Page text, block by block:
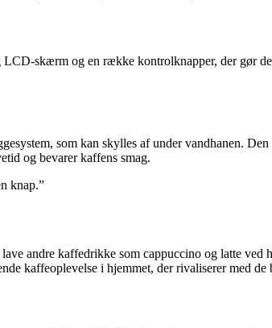
skærm og en række kontrolknapper, der gør
som kan skylles af under vandhanen. Den
og bevarer kaffens smag.
knap.”
andre kaffedrikke som cappuccino og latte ved
kaffeoplevelse i hjemmet, der rivaliserer med de